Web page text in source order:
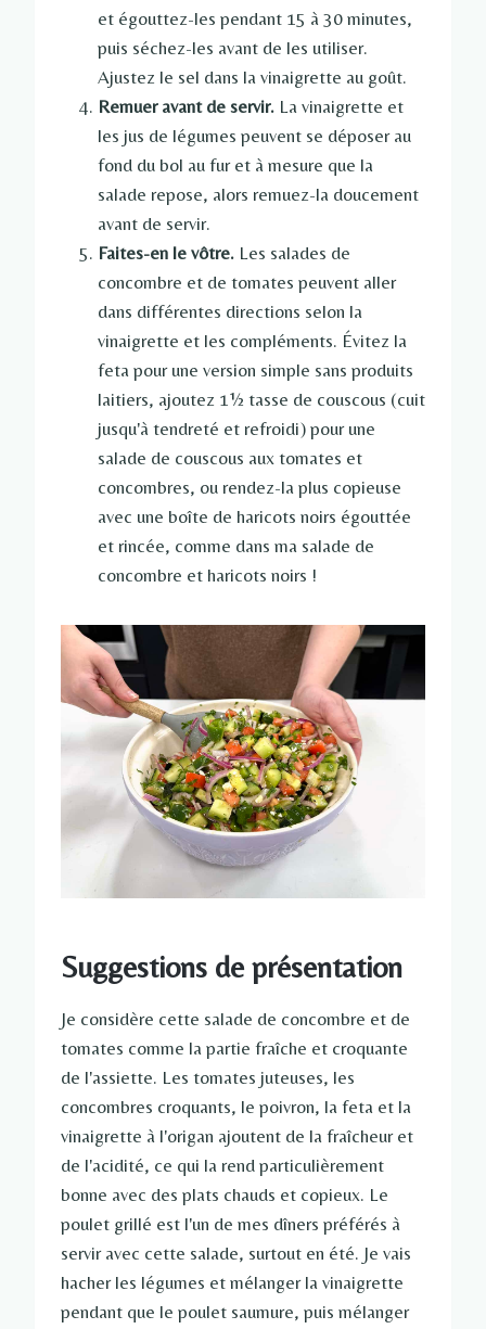
et égouttez-les pendant 15 à 30 minutes,
puis séchez-les avant de les utiliser.
Ajustez le sel dans la vinaigrette au goût.
Remuer avant de servir. La vinaigrette et
les jus de légumes peuvent se déposer au
fond du bol au fur et à mesure que la
salade repose, alors remuez-la doucement
avant de servir.
Faites-en le vôtre. Les salades de
concombre et de tomates peuvent aller
dans différentes directions selon la
vinaigrette et les compléments. Évitez la
feta pour une version simple sans produits
laitiers, ajoutez 1½ tasse de couscous (cuit
jusqu'à tendreté et refroidi) pour une
salade de couscous aux tomates et
concombres, ou rendez-la plus copieuse
avec une boîte de haricots noirs égouttée
et rincée, comme dans ma salade de
concombre et haricots noirs !
Suggestions de présentation
Je considère cette salade de concombre et de
tomates comme la partie fraîche et croquante
de l'assiette. Les tomates juteuses, les
concombres croquants, le poivron, la feta et la
vinaigrette à l'origan ajoutent de la fraîcheur et
de l'acidité, ce qui la rend particulièrement
bonne avec des plats chauds et copieux. Le
poulet grillé est l'un de mes dîners préférés à
servir avec cette salade, surtout en été. Je vais
hacher les légumes et mélanger la vinaigrette
pendant que le poulet saumure, puis mélanger